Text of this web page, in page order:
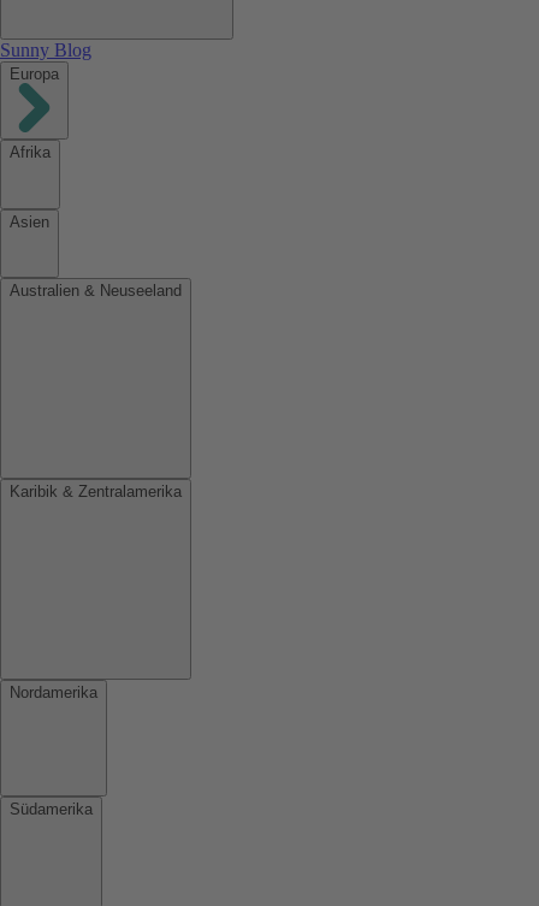
Sunny Blog
Europa
Afrika
Asien
Australien & Neuseeland
Karibik & Zentralamerika
Nordamerika
Südamerika